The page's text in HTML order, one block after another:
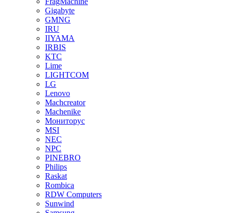
Gigabyte
GMNG
IRU
IIYAMA
IRBIS
KTC
Lime
LIGHTCOM
LG
Lenovo
Machcreator
Machenike
Мониторус
MSI
NEC
NPC
PINEBRO
Philips
Raskat
Rombica
RDW Computers
Sunwind